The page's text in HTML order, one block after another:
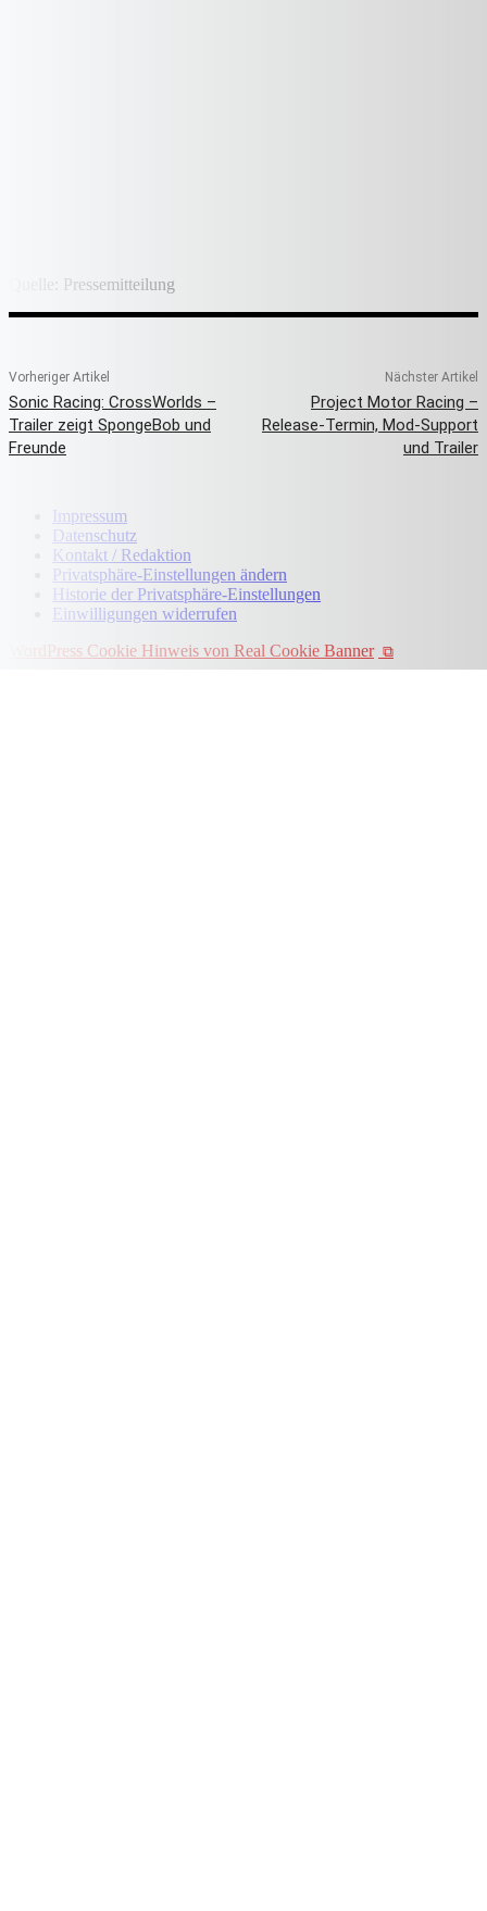
Quelle: Pressemitteilung
Vorheriger Artikel
Sonic Racing: CrossWorlds –
Trailer zeigt SpongeBob und
Freunde
Nächster Artikel
Project Motor Racing –
Release-Termin, Mod-Support
und Trailer
Impressum
Datenschutz
Kontakt / Redaktion
Privatsphäre-Einstellungen ändern
Historie der Privatsphäre-Einstellungen
Einwilligungen widerrufen
WordPress Cookie Hinweis von Real Cookie Banner